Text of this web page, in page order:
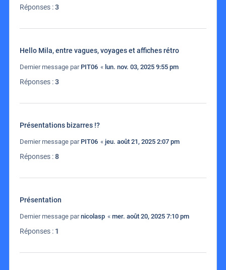
Réponses :3
Hello Mila, entre vagues, voyages et affiches rétro
Dernier message par PIT06 « lun. nov. 03, 2025 9:55 pm
Réponses :3
Présentations bizarres !?
Dernier message par PIT06 « jeu. août 21, 2025 2:07 pm
Réponses :8
Présentation
Dernier message parnicolasp « mer. août 20, 2025 7:10 pm
Réponses : 1